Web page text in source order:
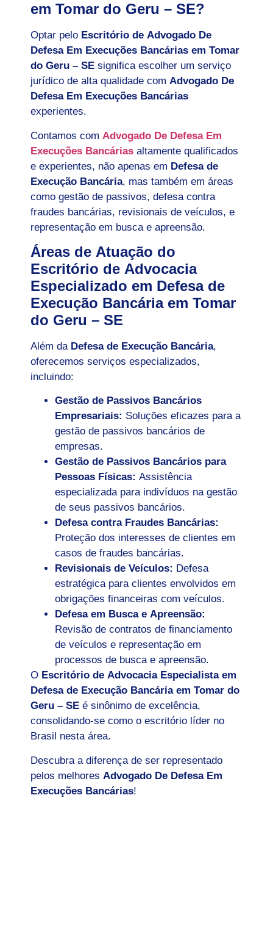
em Tomar do Geru – SE?
Optar pelo Escritório de Advogado De
Defesa Em Execuções Bancárias em Tomar
do Geru – SE significa escolher um serviço
jurídico de alta qualidade com Advogado De
Defesa Em Execuções Bancárias
experientes.
Contamos com Advogado De Defesa Em
Execuções Bancárias altamente qualificados
e experientes, não apenas em Defesa de
Execução Bancária, mas também em áreas
como gestão de passivos, defesa contra
fraudes bancárias, revisionais de veículos, e
representação em busca e apreensão.
Áreas de Atuação do
Escritório de Advocacia
Especializado em Defesa de
Execução Bancária em Tomar
do Geru – SE
Além da Defesa de Execução Bancária,
oferecemos serviços especializados,
incluindo:
Gestão de Passivos Bancários
Empresariais: Soluções eficazes para a
gestão de passivos bancários de
empresas.
Gestão de Passivos Bancários para
Pessoas Físicas: Assistência
especializada para indivíduos na gestão
de seus passivos bancários.
Defesa contra Fraudes Bancárias:
Proteção dos interesses de clientes em
casos de fraudes bancárias.
Revisionais de Veículos: Defesa
estratégica para clientes envolvidos em
obrigações financeiras com veículos.
Defesa em Busca e Apreensão:
Revisão de contratos de financiamento
de veículos e representação em
processos de busca e apreensão.
O Escritório de Advocacia Especialista em
Defesa de Execução Bancária em Tomar do
Geru – SE é sinônimo de excelência,
consolidando-se como o escritório líder no
Brasil nesta área.
Descubra a diferença de ser representado
pelos melhores Advogado De Defesa Em
Execuções Bancárias!